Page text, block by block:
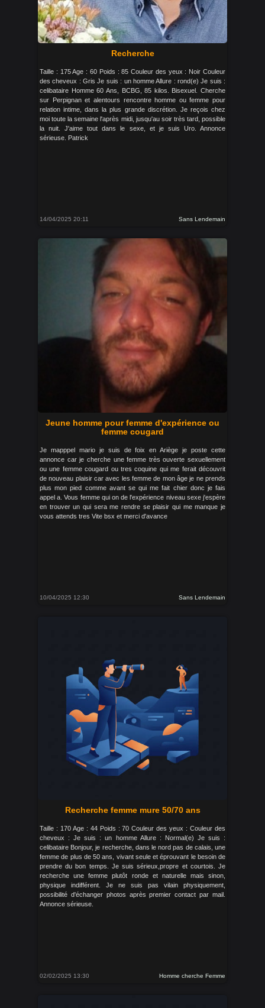
Recherche
Taille : 175 Age : 60 Poids : 85 Couleur des yeux : Noir Couleur
des cheveux : Gris Je suis : un homme Allure : rond(e) Je suis :
celibataire Homme 60 Ans, BCBG, 85 kilos. Bisexuel. Cherche
sur Perpignan et alentours rencontre homme ou femme pour
relation intime, dans la plus grande discrétion. Je reçois chez
moi toute la semaine l'après midi, jusqu'au soir très tard, possible
la nuit. J'aime tout dans le sexe, et je suis Uro. Annonce
sérieuse. Patrick
14/04/2025 20:11 Sans Lendemain
Jeune homme pour femme d'expérience ou
femme cougard
Je mapppel mario je suis de foix en Ariège je poste cette
annonce car je cherche une femme très ouverte sexuellement
ou une femme cougard ou tres coquine qui me ferait découvrit
de nouveau plaisir car avec les femme de mon âge je ne prends
plus mon pied comme avant se qui me fait chier donc je fais
appel a. Vous femme qui on de l'expérience niveau sexe j'espère
en trouver un qui sera me rendre se plaisir qui me manque je
vous attends tres Vite bsx et merci d'avance
10/04/2025 12:30 Sans Lendemain
Recherche femme mure 50/70 ans
Taille : 170 Age : 44 Poids : 70 Couleur des yeux : Couleur des
cheveux : Je suis : un homme Allure : Normal(e) Je suis :
celibataire Bonjour, je recherche, dans le nord pas de calais, une
femme de plus de 50 ans, vivant seule et éprouvant le besoin de
prendre du bon temps. Je suis sérieux,propre et courtois. Je
recherche une femme plutôt ronde et naturelle mais sinon,
physique indifférent. Je ne suis pas vilain physiquement,
possibilité d'échanger photos après premier contact par mail.
Annonce sérieuse.
02/02/2025 13:30 Homme cherche Femme